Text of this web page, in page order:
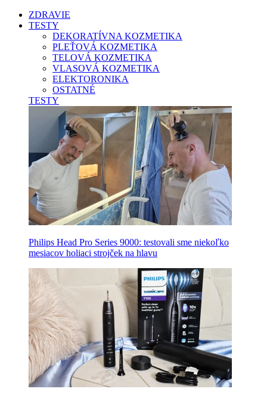
ZDRAVIE
TESTY
DEKORATÍVNA KOZMETIKA
PLEŤOVÁ KOZMETIKA
TELOVÁ KOZMETIKA
VLASOVÁ KOZMETIKA
ELEKTORONIKA
OSTATNÉ
TESTY
Philips Head Pro Series 9000: testovali sme niekoľko
mesiacov holiaci strojček na hlavu